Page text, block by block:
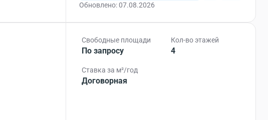
Обновлено: 07.08.2026
Свободные площади
По запросу
Кол-во этажей
4
Ставка за м²/год
Договорная